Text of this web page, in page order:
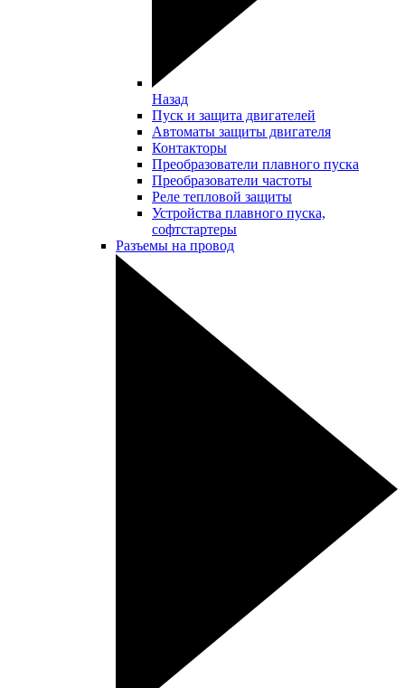
Назад
Пуск и защита двигателей
Автоматы защиты двигателя
Контакторы
Преобразователи плавного пуска
Преобразователи частоты
Реле тепловой защиты
Устройства плавного пуска,
софтстартеры
Разъемы на провод